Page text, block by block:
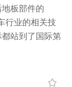
板部件的
行业的相关技
站到了国际第